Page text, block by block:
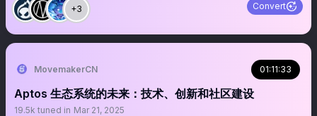
+3 Convert
MovemakerCN 01:11:33
Aptos 生态系统的未来：技术、创新和社区建设
19.5k tuned in Mar 21, 2025